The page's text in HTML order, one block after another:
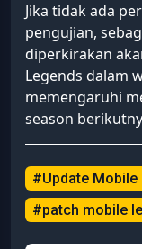
Jika tidak ada
pengujian,
diperkirakan
Legends dalam
memengaruhi
season
#Update Mobile
#patch mobile